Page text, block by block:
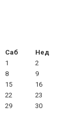
Саб
Нед
1
2
8
9
15
16
22
23
29
30